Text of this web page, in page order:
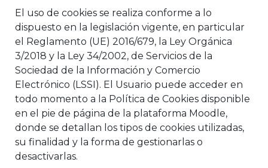
El uso de cookies se realiza conforme a lo
dispuesto en la legislación vigente, en particular
el Reglamento (UE) 2016/679, la Ley Orgánica
3/2018 y la Ley 34/2002, de Servicios de la
Sociedad de la Información y Comercio
Electrónico (LSSI). El Usuario puede acceder en
todo momento a la Política de Cookies disponible
en el pie de página de la plataforma Moodle,
donde se detallan los tipos de cookies utilizadas,
su finalidad y la forma de gestionarlas o
desactivarlas.